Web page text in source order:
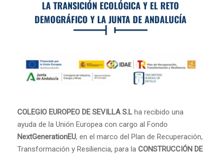
LA TRANSICIÓN ECOLÓGICA Y EL RETO
DEMOGRÁFICO Y LA JUNTA DE ANDALUCÍA
COLEGIO EUROPEO DE SEVILLA S.L ha recibido una
ayuda de la Unión Europea con cargo al Fondo
NextGenerationEU, en el marco del Plan de Recuperación,
Transformación y Resiliencia, para la CONSTRUCCIÓN DE